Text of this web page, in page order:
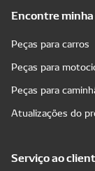
Encontre
Peças para carros
Peças para
Peças para
Atualizações do
Serviço ao